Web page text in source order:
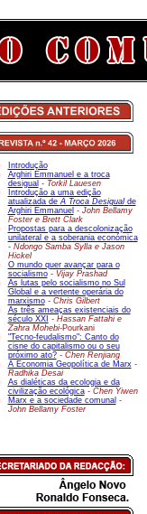
Introdução
Arghiri Emmanuel e a troca
desigual - Torkil Lauesen
Introdução a uma edição
atualizada deA Troca Desigualde
Arghiri Emmanuel - John Bellamy
Foster e Brett Clark
Propostas para a descolonização
unilateral e a soberania económica
- Ndongo Samba Sylla e Jason
Hickel
O mundo quer avançar para o
socialismo- Vijay Prashad
As lutas pelo socialismo no Sul
Global e a vertente operária do
marxismo- Chris Gilbert
As três ameaças existenciais do
século XXI - Hassan Fattahi e
Zahra Mohebi-Pourkani
"Tecno-feudalismo": Canto do
cisne do capitalismo ou o seu
próximo ato? - Chen Renjiang
A Economia Geopolítica de Marx-
Radhika Desai
As dialéticas da ecologia e da
civilização ecológica - Chen Yiwen
Marx e a sociedade comunal -
John Bellamy Foster